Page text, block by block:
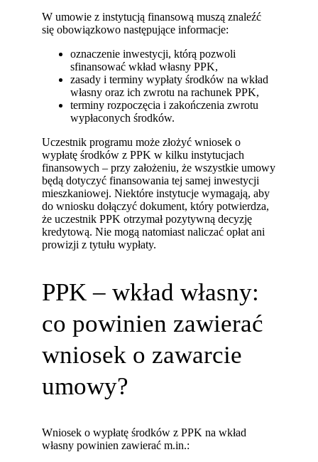
W umowie z instytucją finansową muszą znaleźć
się obowiązkowo następujące informacje:
oznaczenie inwestycji, którą pozwoli
sfinansować wkład własny PPK,
zasady i terminy wypłaty środków na wkład
własny oraz ich zwrotu na rachunek PPK,
terminy rozpoczęcia i zakończenia zwrotu
wypłaconych środków.
Uczestnik programu może złożyć wniosek o
wypłatę środków z PPK w kilku instytucjach
finansowych – przy założeniu, że wszystkie umowy
będą dotyczyć finansowania tej samej inwestycji
mieszkaniowej. Niektóre instytucje wymagają, aby
do wniosku dołączyć dokument, który potwierdza,
że uczestnik PPK otrzymał pozytywną decyzję
kredytową. Nie mogą natomiast naliczać opłat ani
prowizji z tytułu wypłaty.
PPK – wkład własny:
co powinien zawierać
wniosek o zawarcie
umowy?
Wniosek o wypłatę środków z PPK na wkład
własny powinien zawierać m.in.: